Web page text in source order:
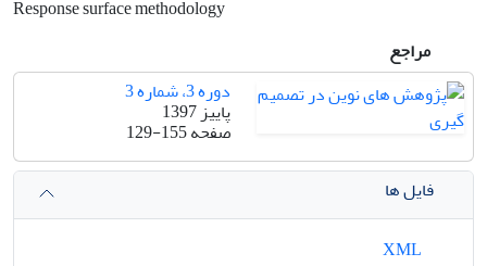
Response surface methodology
مراجع
دوره 3، شماره 3
پاییز 1397
صفحه129-155
فایل ها